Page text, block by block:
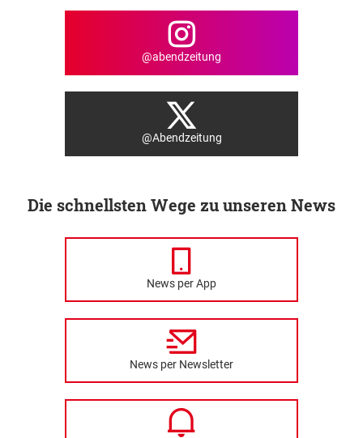
@abendzeitung
@Abendzeitung
Die schnellsten Wege zu unseren News
News per App
News per Newsletter